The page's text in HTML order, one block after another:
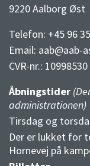
9220 Aalborg Øst
Telefon: +45 96
Email: aab@aab-
CVR-nr.: 10998530
Åbningstider
administrationen)
Tirsdag og
Der er lukket for
Hornevej på